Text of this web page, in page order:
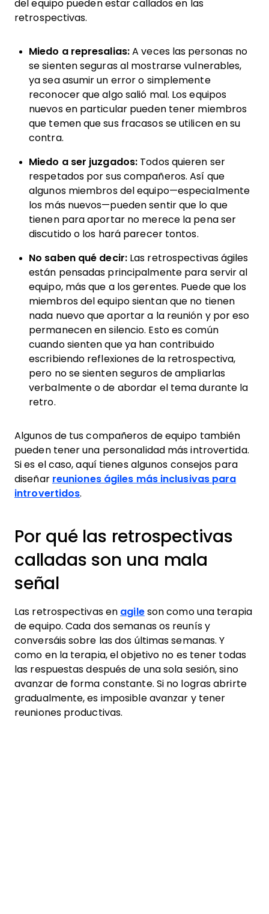
del equipo pueden estar callados en las
retrospectivas.
Miedo a represalias: A veces las personas no
se sienten seguras al mostrarse vulnerables,
ya sea asumir un error o simplemente
reconocer que algo salió mal. Los equipos
nuevos en particular pueden tener miembros
que temen que sus fracasos se utilicen en su
contra.
Miedo a ser juzgados: Todos quieren ser
respetados por sus compañeros. Así que
algunos miembros del equipo—especialmente
los más nuevos—pueden sentir que lo que
tienen para aportar no merece la pena ser
discutido o los hará parecer tontos.
No saben qué decir:Las retrospectivas ágiles
están pensadas principalmente para servir al
equipo, más que a los gerentes. Puede que los
miembros del equipo sientan que no tienen
nada nuevo que aportar a la reunión y por eso
permanecen en silencio. Esto es común
cuando sienten que ya han contribuido
escribiendo reflexiones de la retrospectiva,
pero no se sienten seguros de ampliarlas
verbalmente o de abordar el tema durante la
retro.
Algunos de tus compañeros de equipo también
pueden tener una personalidad más introvertida.
Si es el caso, aquí tienes algunos consejos para
diseñar reuniones ágiles más inclusivas para
introvertidos.
Por qué las retrospectivas
calladas son una mala
señal
Las retrospectivas en agileson como una terapia
de equipo. Cada dos semanas os reunís y
conversáis sobre las dos últimas semanas. Y
como en la terapia, el objetivo no es tener todas
las respuestas después de una sola sesión, sino
avanzar de forma constante. Si no logras abrirte
gradualmente, es imposible avanzar y tener
reuniones productivas.